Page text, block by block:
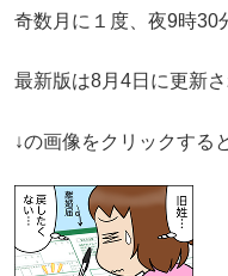
奇数月に１度、夜9時30
最新版は8月4日に更新さ
↓の画像をクリックする